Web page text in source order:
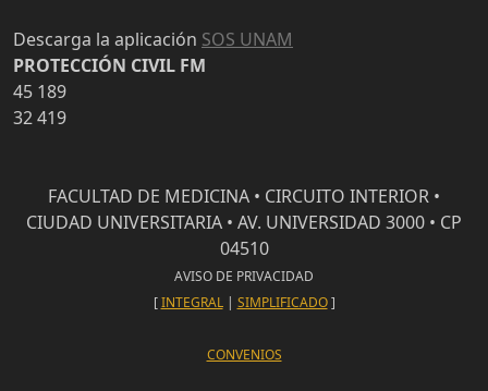
Descarga la aplicación SOS UNAM
PROTECCIÓN CIVIL FM
45 189
32 419
FACULTAD DE MEDICINA • CIRCUITO INTERIOR •
CIUDAD UNIVERSITARIA • AV. UNIVERSIDAD 3000 • CP
04510
AVISO DE PRIVACIDAD
[INTEGRAL| SIMPLIFICADO]
CONVENIOS